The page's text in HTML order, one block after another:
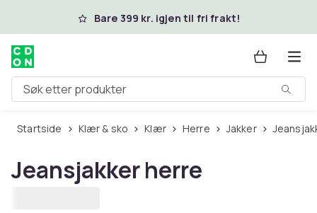
Hopp til hovedinnholdBare 399 kr. igjen til fri frakt!
Søk etter produkter
Startside Klær & sko Klær Herre Jakker
Jeansjakker herre